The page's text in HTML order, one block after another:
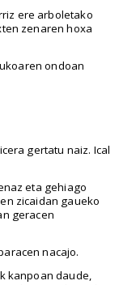
ere arboletako
zenaren hoxa
ondoan
gertatu naiz. Ical
eta gehiago
zicaidan gaueko
geracen
nacajo.
kanpoan daude,